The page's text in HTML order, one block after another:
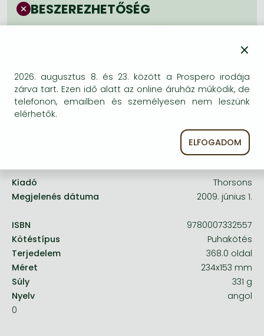
Frieren manga
Bleach manga
BESZEREZHETŐSÉG
Kiadó
Thorsons
Megjelenés dátuma
2009. június 1.
ISBN
9780007332557
Kötéstípus
Puhakötés
Terjedelem
368.0 oldal
Méret
234x153 mm
Súly
331 g
Nyelv
angol
0
×
2026. augusztus 8. és 23. között a Prospero irodája
zárva tart. Ezen idő alatt az online áruház működik, de
telefonon, emailben és személyesen nem leszünk
elérhetők.
ELFOGADOM